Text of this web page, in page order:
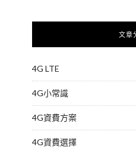
文章
4G LTE
4G小常識
4G資費方案
4G資費選擇